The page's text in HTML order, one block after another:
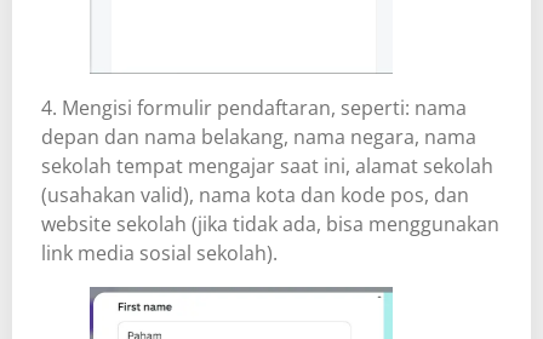
4. Mengisi formulir pendaftaran, seperti: nama
depan dan nama belakang, nama negara, nama
sekolah tempat mengajar saat ini, alamat sekolah
(usahakan valid), nama kota dan kode pos, dan
website sekolah (jika tidak ada, bisa menggunakan
link media sosial sekolah).